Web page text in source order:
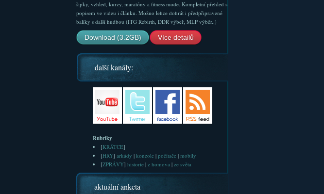
šipky, vzhled, kurzy, maratóny a fitness mode. Kompletní přehled s
popisem ve videu i článku. Možno lehce dohrát i předpřipravené
balíky s další hudbou (ITG Rebirth, DDR výbeř, MLP výběr..)
Download (3.2GB) Více detailů
další kanály:
Rubriky:
[KRÁTCE]
[HRY] arkády | konzole| počítače| mobily
[ZPRÁVY] historie| z homova| ze světa
aktuální anketa